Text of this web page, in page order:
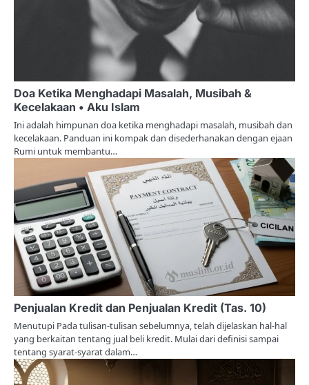
a
t
i
o
Doa Ketika Menghadapi Masalah, Musibah &
Kecelakaan • Aku Islam
Ini adalah himpunan doa ketika menghadapi masalah, musibah dan
kecelakaan. Panduan ini kompak dan disederhanakan dengan ejaan
Rumi untuk membantu…
Penjualan Kredit dan Penjualan Kredit (Tas. 10)
Menutupi Pada tulisan-tulisan sebelumnya, telah dijelaskan hal-hal
yang berkaitan tentang jual beli kredit. Mulai dari definisi sampai
tentang syarat-syarat dalam…